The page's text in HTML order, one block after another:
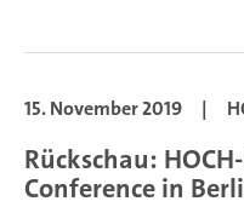
15. November 2019 |
Rückschau:
Conference in